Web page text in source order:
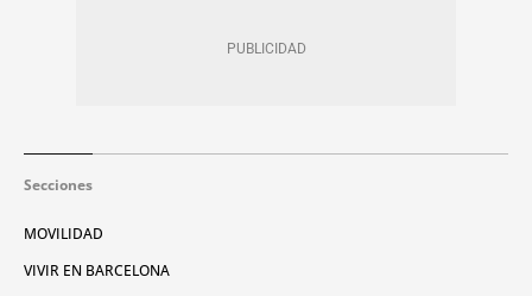
Secciones
MOVILIDAD
VIVIR EN BARCELONA